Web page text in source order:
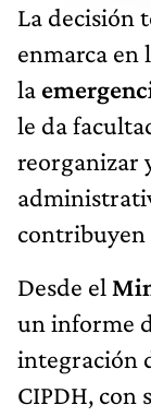
La decisión
enmarca en
la
le da
reorganizar
contribuyen
Desde el
un informe
integración
CIPDH, con